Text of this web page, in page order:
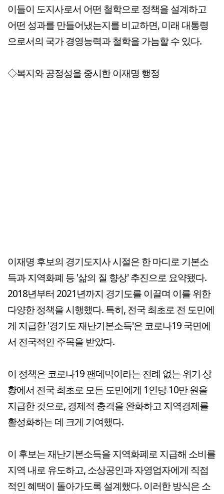
이들이 도지사로서 어떤 철학으로 정책을 설계하고
어떤 성과를 만들어냈는지를 비교하면, 미래 대통령
으로서의 국가 경영능력과 철학을 가늠할 수 있다.
◇복지와 공정성을 중시한 이재명 행정
이재명 후보의 경기도지사 시절은 한 마디로 기본소
득과 지역화폐 등 '삶의 질 향상' 추진으로 요약됐다.
2018년부터 2021년까지 경기도를 이끌며 이를 위한
다양한 정책을 시행했다. 특히, 전국 최초로 전 도민에
게 지급한 '경기도 재난기본소득'은 코로나19 국면에
서 전국적인 주목을 받았다.
이 정책은 코로나19 팬데믹이라는 전례 없는 위기 상
황에서 전국 최초로 모든 도민에게 1인당 10만 원을
지급한 것으로, 경제적 충격을 완화하고 지역경제를
활성화하는 데 크게 기여했다.
이 후보는 재난기본소득을 지역화폐로 지급해 소비를
지역 내로 유도하고, 소상공인과 자영업자에게 직접
적인 혜택이 돌아가도록 설계했다. 이러한 방식은 소